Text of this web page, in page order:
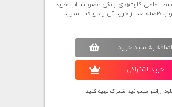
تمامی کارت‌های بانکی عضو شتاب خرید
بلافاصله بعد از خرید آن را دریافت نمایید.
اضافه به سبد خريد
خريد اشتراکی
ارزانتر میتوانید اشتراک تهیه کنید